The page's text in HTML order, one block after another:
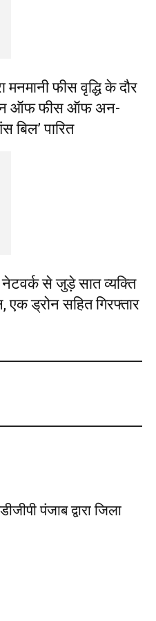
मनमानी फीस वृद्धि के दौर
ऑफ फीस ऑफ अन-
पारित
से जुड़े सात व्यक्ति
एक ड्रोन सहित गिरफ्तार
पंजाब द्वारा जिला